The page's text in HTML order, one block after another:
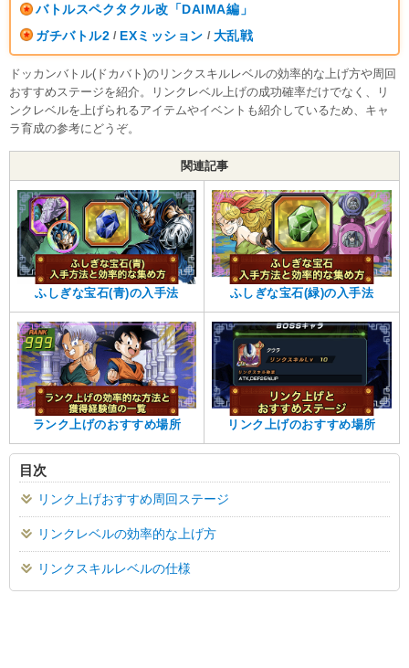
バトルスペクタクル改「DAIMA編」
ガチバトル2 / EXミッション / 大乱戦
ドッカンバトル(ドカバト)のリンクスキルレベルの効率的な上げ方や周回
おすすめステージを紹介。リンクレベル上げの成功確率だけでなく、リ
ンクレベルを上げられるアイテムやイベントも紹介しているため、キャ
ラ育成の参考にどうぞ。
関連記事
ふしぎな宝石(青)の入手法 ふしぎな宝石(緑)の入手法
ランク上げのおすすめ場所 リンク上げのおすすめ場所
目次
リンク上げおすすめ周回ステージ
リンクレベルの効率的な上げ方
リンクスキルレベルの仕様